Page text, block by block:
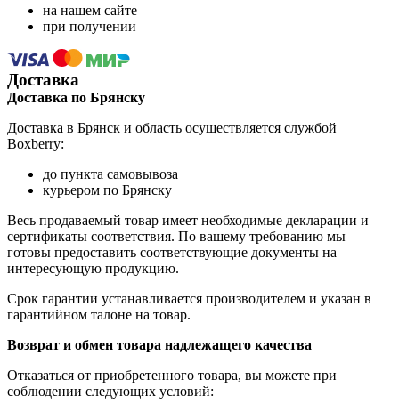
на нашем сайте
при получении
Доставка
Доставка по Брянску
Доставка в Брянск и область осуществляется службой
Boxberry:
до пункта самовывоза
курьером по Брянску
Весь продаваемый товар имеет необходимые декларации и
сертификаты соответствия. По вашему требованию мы
готовы предоставить соответствующие документы на
интересующую продукцию.
Срок гарантии устанавливается производителем и указан в
гарантийном талоне на товар.
Возврат и обмен товара надлежащего качества
Отказаться от приобретенного товара, вы можете при
соблюдении следующих условий: